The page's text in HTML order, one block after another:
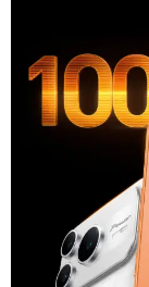
SIM卡规格
前置摄像头像